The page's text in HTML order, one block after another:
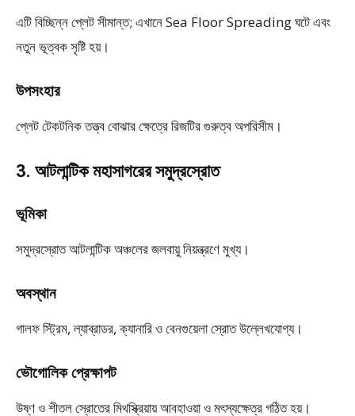
এটি বিচ্ছিন্ন প্লেট সীমান্ত; এখানে Sea Floor Spreading ঘটে এবং
নতুন ভূত্বক সৃষ্টি হয়।
উপসংহার
প্লেট টেকটনিক তত্ত্ব বোঝার ক্ষেত্রে রিজটির গুরুত্ব অপরিসীম।
3. আটলান্টিক মহাসাগরের সমুদ্রস্রোত
ভূমিকা
সমুদ্রস্রোত আটলান্টিক অঞ্চলের জলবায়ু নিয়ন্ত্রণে মুখ্য।
অবস্থান
গালফ স্ট্রিম, ল্যাব্রাডর, ক্যানারি ও বেনগুয়েলা স্রোত উল্লেখযোগ্য।
ভৌগোলিক প্রেক্ষাপট
উষ্ণ ও শীতল স্রোতের মিথস্ক্রিয়ায় আবহাওয়া ও মৎস্যক্ষেত্র গঠিত হয়।